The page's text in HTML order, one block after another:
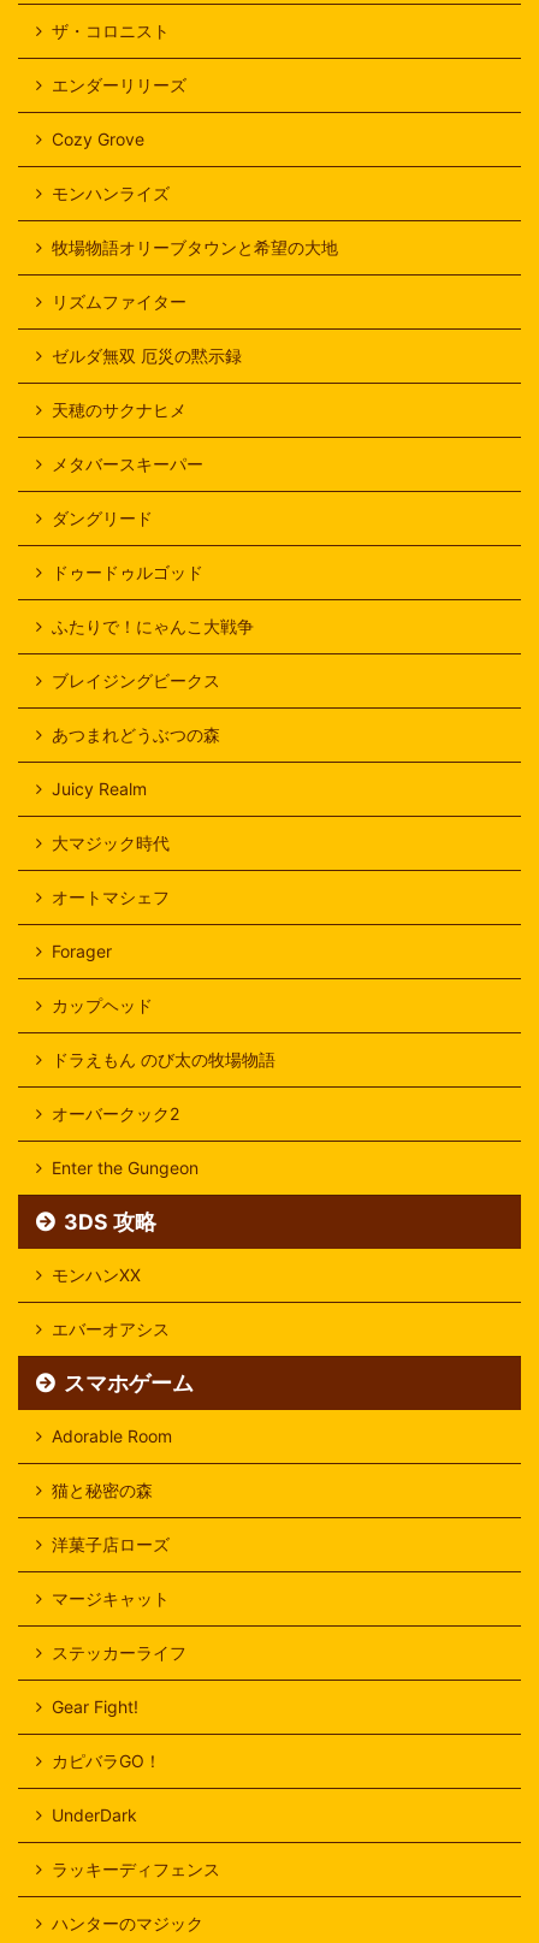
ザ・コロニスト
エンダーリリーズ
Cozy Grove
モンハンライズ
牧場物語オリーブタウンと希望の大地
リズムファイター
ゼルダ無双 厄災の黙示録
天穂のサクナヒメ
メタバースキーパー
ダングリード
ドゥードゥルゴッド
ふたりで！にゃんこ大戦争
ブレイジングビークス
あつまれどうぶつの森
Juicy Realm
大マジック時代
オートマシェフ
Forager
カップヘッド
ドラえもん のび太の牧場物語
オーバークック2
Enter the Gungeon
3DS 攻略
モンハンXX
エバーオアシス
スマホゲーム
Adorable Room
猫と秘密の森
洋菓子店ローズ
マージキャット
ステッカーライフ
Gear Fight!
カピバラGO！
UnderDark
ラッキーディフェンス
ハンターのマジック